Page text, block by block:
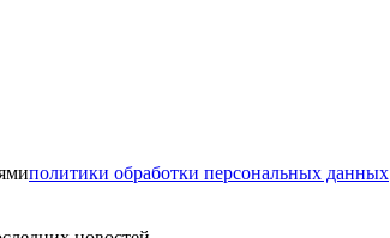
политики обработки персональных данных